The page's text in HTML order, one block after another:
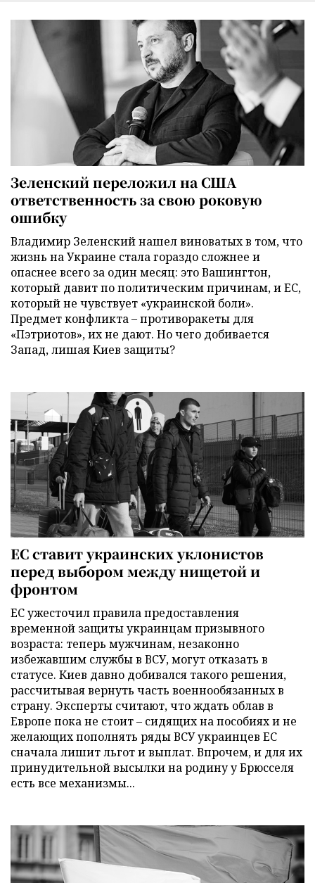
Зеленский переложил на США
ответственность за свою роковую
ошибку
Владимир Зеленский нашел виноватых в том, что
жизнь на Украине стала гораздо сложнее и
опаснее всего за один месяц: это Вашингтон,
который давит по политическим причинам, и ЕС,
который не чувствует «украинской боли».
Предмет конфликта – противоракеты для
«Пэтриотов», их не дают. Но чего добивается
Запад, лишая Киев защиты?
ЕС ставит украинских уклонистов
перед выбором между нищетой и
фронтом
ЕС ужесточил правила предоставления
временной защиты украинцам призывного
возраста: теперь мужчинам, незаконно
избежавшим службы в ВСУ, могут отказать в
статусе. Киев давно добивался такого решения,
рассчитывая вернуть часть военнообязанных в
страну. Эксперты считают, что ждать облав в
Европе пока не стоит – сидящих на пособиях и не
желающих пополнять ряды ВСУ украинцев ЕС
сначала лишит льгот и выплат. Впрочем, и для их
принудительной высылки на родину у Брюсселя
есть все механизмы...